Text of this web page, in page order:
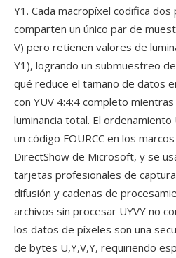
Y1. Cada macropíxel codifica
comparten un único par de
V) pero retienen valores de
Y1), logrando un submuestreo
qué reduce el tamaño de datos
con YUV 4:4:4 completo
luminancia total. El
un código FOURCC en los
DirectShow de Microsoft, y se
tarjetas profesionales de
difusión y cadenas de
archivos sin procesar UYVY no
los datos de píxeles son una
de bytes U,Y,V,Y, requiriendo